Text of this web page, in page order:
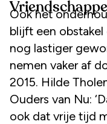
Ook het
blijft een
nog lastiger
nemen vaker af
2015. Hilde
Ouders van Nu:
ook dat vrije tijd